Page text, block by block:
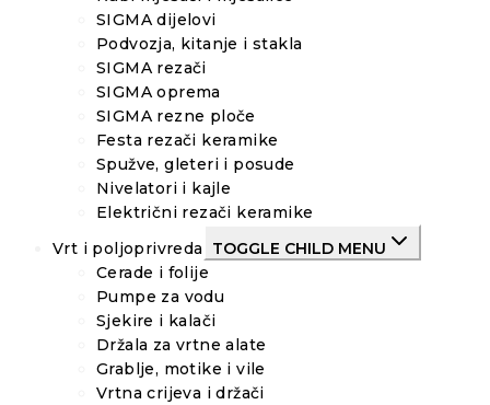
SIGMA dijelovi
Podvozja, kitanje i stakla
SIGMA rezači
SIGMA oprema
SIGMA rezne ploče
Festa rezači keramike
Spužve, gleteri i posude
Nivelatori i kajle
Električni rezači keramike
Vrt i poljoprivreda
TOGGLE CHILD MENU
Cerade i folije
Pumpe za vodu
Sjekire i kalači
Držala za vrtne alate
Grablje, motike i vile
Vrtna crijeva i držači